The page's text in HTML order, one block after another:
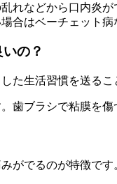
れなどから口内炎が
合はベーチェット
の？
た生活習慣を送る
歯ブラシで粘膜を
がでるのが特徴です